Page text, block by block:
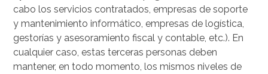
cabo los servicios contratados, empresas de soporte
y mantenimiento informático, empresas de logística,
gestorías y asesoramiento fiscal y contable, etc.). En
cualquier caso, estas terceras personas deben
mantener, en todo momento, los mismos niveles de